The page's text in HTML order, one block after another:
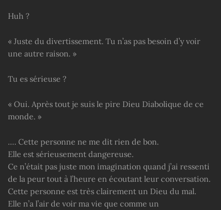
Huh ?
« Juste du divertissement. Tu n’as pas besoin d’y voir
une autre raison. »
Tu es sérieuse ?
« Oui. Après tout je suis le pire Dieu Diabolique de ce
monde. »
…. Cette personne ne me dit rien de bon.
Elle est sérieusement dangereuse.
Ce n’était pas juste mon imagination quand j’ai ressenti
de la peur tout à l’heure en écoutant leur conversation.
Cette personne est très clairement un Dieu du mal.
Elle n’a l’air de voir ma vie que comme un